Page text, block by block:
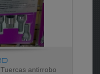
antirrobo